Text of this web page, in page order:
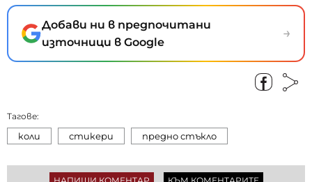
Добави ни в предпочитани
източници в Google
→
Тагове:
коли стикери предно стъкло